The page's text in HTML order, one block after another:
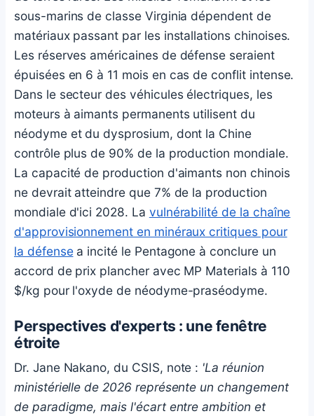
sous-marins de classe Virginia dépendent de
matériaux passant par les installations chinoises.
Les réserves américaines de défense seraient
épuisées en 6 à 11 mois en cas de conflit intense.
Dans le secteur des véhicules électriques, les
moteurs à aimants permanents utilisent du
néodyme et du dysprosium, dont la Chine
contrôle plus de 90% de la production mondiale.
La capacité de production d'aimants non chinois
ne devrait atteindre que 7% de la production
mondiale d'ici 2028. La vulnérabilité de la chaîne
d'approvisionnement en minéraux critiques pour
la défensea incité le Pentagone à conclure un
accord de prix plancher avec MP Materials à 110
$/kg pour l'oxyde de néodyme-praséodyme.
Perspectives d'experts : une fenêtre
étroite
Dr. Jane Nakano, du CSIS, note : 'La réunion
ministérielle de 2026 représente un changement
de paradigme, mais l'écart entre ambition et